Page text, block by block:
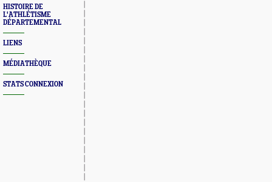
HISTOIRE DE
L'ATHLÉTISME
DÉPARTEMENTAL
LIENS
MÉDIATHÈQUE
STATS CONNEXION